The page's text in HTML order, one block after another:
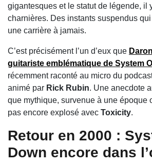
gigantesques et le statut de légende, il
charnières. Des instants suspendus
une carrière à jamais.
C’est précisément l’un d’eux que
guitariste emblématique de System
récemment raconté au micro du
animé par Rick Rubin. Une anecdote
que mythique, survenue à une époque
pas encore explosé avec Toxicity.
Retour en 2000 :
Down encore dans